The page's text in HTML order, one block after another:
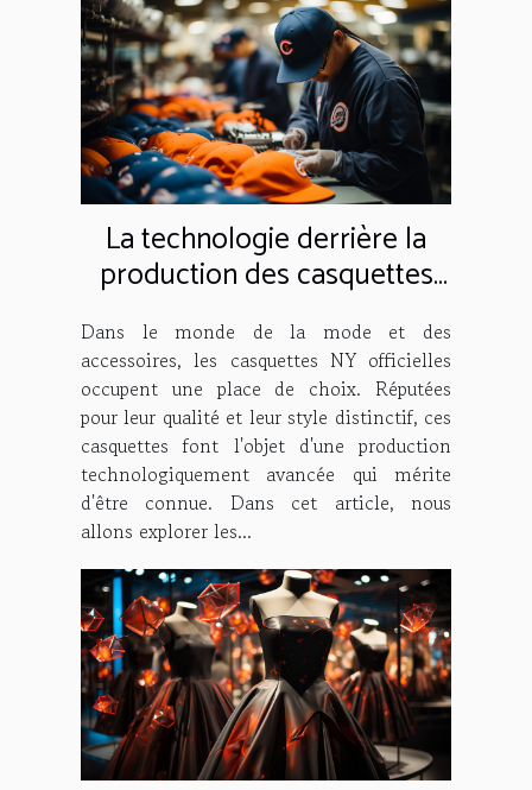
La technologie derrière la
production des casquettes
NY officielles
Dans le monde de la mode et des
accessoires, les casquettes NY officielles
occupent une place de choix. Réputées
pour leur qualité et leur style distinctif, ces
casquettes font l'objet d'une production
technologiquement avancée qui mérite
d'être connue. Dans cet article, nous
allons explorer les...